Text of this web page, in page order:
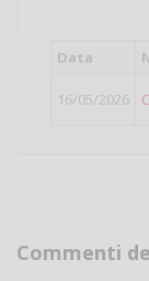
Data
16/05/2026
Commenti